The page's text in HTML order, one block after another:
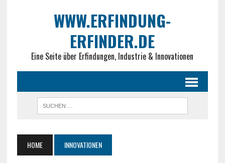
WWW.ERFINDUNG-
ERFINDER.DE
Eine Seite über Erfindungen, Industrie & Innovationen
HOME INNOVATIONEN